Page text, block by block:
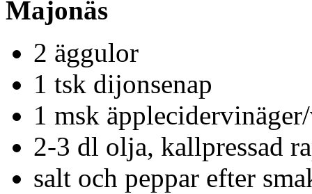
Majonäs
2 äggulor
1 tsk dijonsenap
1 msk
2-3 dl olja, kallpressad
salt och peppar efter